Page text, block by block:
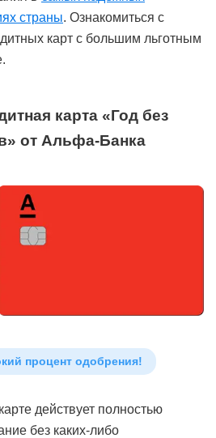
страны. Ознакомиться с
карт с большим льготным
карта «Год без
от Альфа-Банка
процент одобрения!
действует полностью
без каких-либо